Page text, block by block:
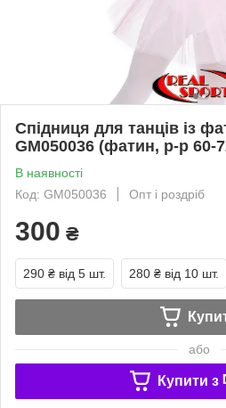
Спідниця для танців із
GM050036 (фатин, р-р 60-
В наявності
Код: GM050036
Опт і роздріб
300 ₴
290 ₴ від 5 шт. 280 ₴ від 10 шт.
або
Купити з